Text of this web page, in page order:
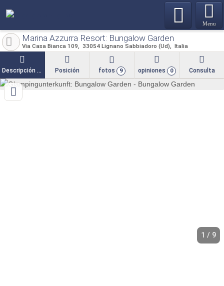
Menu
Marina Azzurra Resort: Bungalow Garden
Via Casa Bianca 109 33054 Lignano Sabbiadoro (Ud) Italia
Descripción general Posición fotos 9 opiniones 0 Consulta
1 / 9